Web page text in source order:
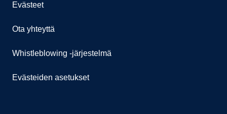
Evästeet
Ota yhteyttä
Whistleblowing -järjestelmä
Evästeiden asetukset